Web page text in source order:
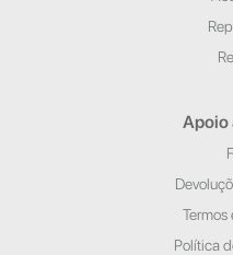
Apoio
Termos
Política